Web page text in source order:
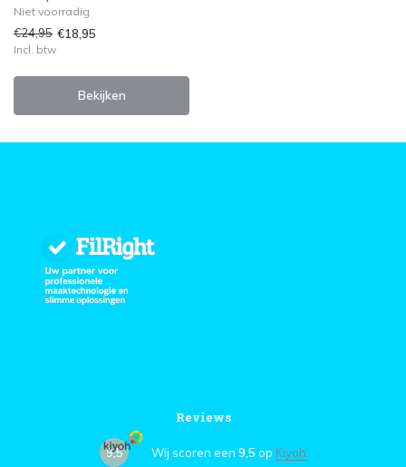
Niet voorradig
€24,95 €18,95
Incl. btw
Bekijken
Reviews
9,5 Wij scoren een 9,5 op Kiyoh